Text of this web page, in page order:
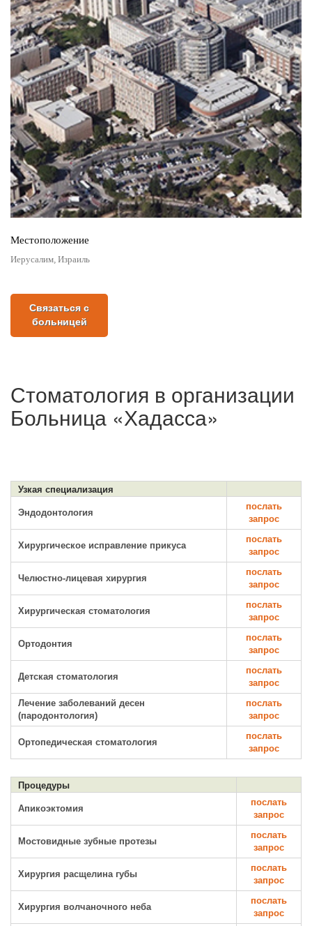
Местоположение
Иерусалим, Израиль
Связаться с
больницей
Стоматология в организации
Больница «Хадасса»
Узкая специализация
Эндодонтология
послать
запрос
Хирургическое исправление прикуса
послать
запрос
Челюстно-лицевая хирургия
послать
запрос
Хирургическая стоматология
послать
запрос
Ортодонтия
послать
запрос
Детская стоматология
послать
запрос
Лечение заболеваний десен
(пародонтология)
послать
запрос
Ортопедическая стоматология
послать
запрос
Процедуры
Апикоэктомия
послать
запрос
Мостовидные зубные протезы
послать
запрос
Хирургия расщелина губы
послать
запрос
Хирургия волчаночного неба
послать
запрос